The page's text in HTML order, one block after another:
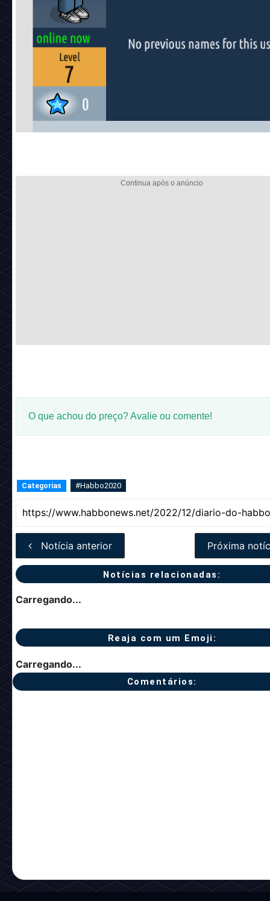
O que achou do preço? Avalie ou comente!
Categorias #Habbo2020
Notícia anterior Próxima
Notícias relacionadas:
Carregando...
Reaja com um Emoji:
Carregando...
Comentários: